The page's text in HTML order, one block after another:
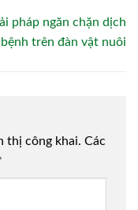
pháp ngăn chặn dịch
bệnh trên đàn vật nuôi
thị công khai. Các